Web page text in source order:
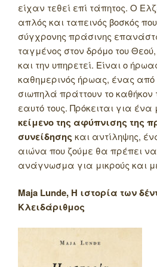
είχαν τεθεί επί τάπητος. Ο
απλός και ταπεινός βοσκός
σύγχρονης πράσινης
ταγμένος στον δρόμο του
και την υπηρετεί. Είναι ο
καθημερινός ήρωας, ένας από
σιωπηλά πράττουν το καθήκον
εαυτό τους. Πρόκειται για
κείμενο της αφύπνισης της
συνείδησης και αντίληψης,
αιώνα που ζούμε θα πρέπει
ανάγνωσμα για μικρούς και
Maja Lunde, Η ιστορία των
Κλειδάριθμος